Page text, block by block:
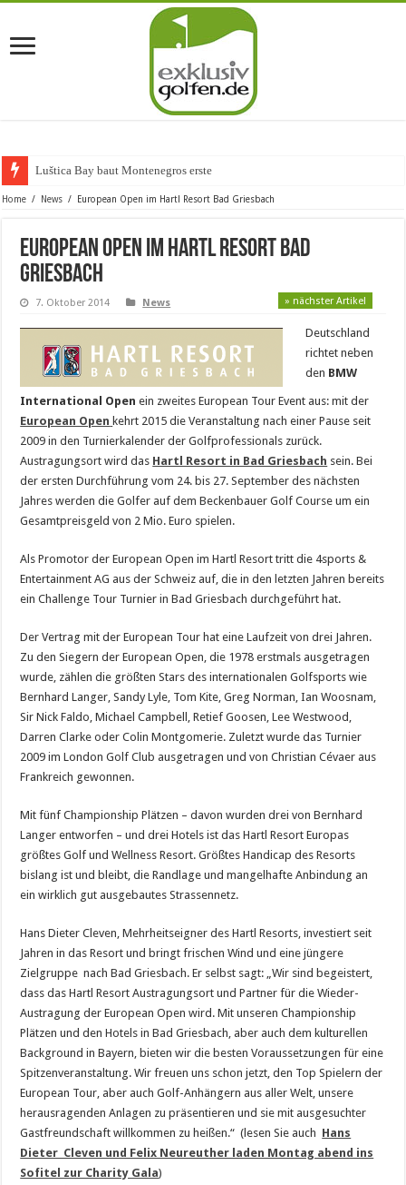
Luštica Bay baut Montenegros erste Golf-Co
Home / News / European Open im Hartl Resort Bad Griesbach
European Open im Hartl Resort Bad
Griesbach
7. Oktober 2014 News » nächster Artikel
Deutschland
richtet neben
den BMW
International Open ein zweites European Tour Event aus: mit der
European Open kehrt 2015 die Veranstaltung nach einer Pause seit
2009 in den Turnierkalender der Golfprofessionals zurück.
Austragungsort wird das Hartl Resort in Bad Griesbach sein. Bei
der ersten Durchführung vom 24. bis 27. September des nächsten
Jahres werden die Golfer auf dem Beckenbauer Golf Course um ein
Gesamtpreisgeld von 2 Mio. Euro spielen.
Als Promotor der European Open im Hartl Resort tritt die 4sports &
Entertainment AG aus der Schweiz auf, die in den letzten Jahren bereits
ein Challenge Tour Turnier in Bad Griesbach durchgeführt hat.
Der Vertrag mit der European Tour hat eine Laufzeit von drei Jahren.
Zu den Siegern der European Open, die 1978 erstmals ausgetragen
wurde, zählen die größten Stars des internationalen Golfsports wie
Bernhard Langer, Sandy Lyle, Tom Kite, Greg Norman, Ian Woosnam,
Sir Nick Faldo, Michael Campbell, Retief Goosen, Lee Westwood,
Darren Clarke oder Colin Montgomerie. Zuletzt wurde das Turnier
2009 im London Golf Club ausgetragen und von Christian Cévaer aus
Frankreich gewonnen.
Mit fünf Championship Plätzen – davon wurden drei von Bernhard
Langer entworfen – und drei Hotels ist das Hartl Resort Europas
größtes Golf und Wellness Resort. Größtes Handicap des Resorts
bislang ist und bleibt, die Randlage und mangelhafte Anbindung an
ein wirklich gut ausgebautes Strassennetz.
Hans Dieter Cleven, Mehrheitseigner des Hartl Resorts, investiert seit
Jahren in das Resort und bringt frischen Wind und eine jüngere
Zielgruppe nach Bad Griesbach. Er selbst sagt: „Wir sind begeistert,
dass das Hartl Resort Austragungsort und Partner für die Wieder-
Austragung der European Open wird. Mit unseren Championship
Plätzen und den Hotels in Bad Griesbach, aber auch dem kulturellen
Background in Bayern, bieten wir die besten Voraussetzungen für eine
Spitzenveranstaltung. Wir freuen uns schon jetzt, den Top Spielern der
European Tour, aber auch Golf-Anhängern aus aller Welt, unsere
herausragenden Anlagen zu präsentieren und sie mit ausgesuchter
Gastfreundschaft willkommen zu heißen.“ (lesen Sie auch Hans
Dieter Cleven und Felix Neureuther laden Montag abend ins
Sofitel zur Charity Gala)